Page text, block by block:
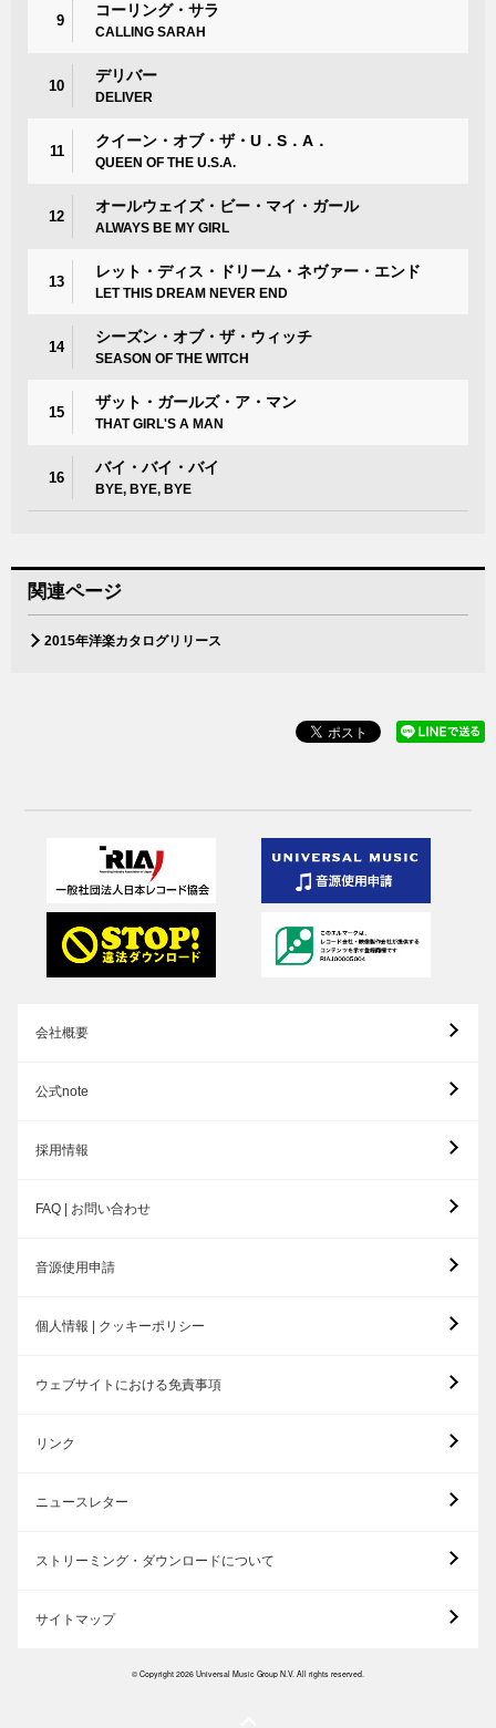
9
コーリング・サラ
CALLING SARAH
10
デリバー
DELIVER
11
クイーン・オブ・ザ・U．S．A．
QUEEN OF THE U.S.A.
12
オールウェイズ・ビー・マイ・ガール
ALWAYS BE MY GIRL
13
レット・ディス・ドリーム・ネヴァー・エンド
LET THIS DREAM NEVER END
14
シーズン・オブ・ザ・ウィッチ
SEASON OF THE WITCH
15
ザット・ガールズ・ア・マン
THAT GIRL'S A MAN
16
バイ・バイ・バイ
BYE, BYE, BYE
関連ページ
2015年洋楽カタログリリース
会社概要
公式note
採用情報
FAQ | お問い合わせ
音源使用申請
個人情報 | クッキーポリシー
ウェブサイトにおける免責事項
リンク
ニュースレター
ストリーミング・ダウンロードについて
サイトマップ
© Copyright 2026 Universal Music Group N.V. All rights reserved.